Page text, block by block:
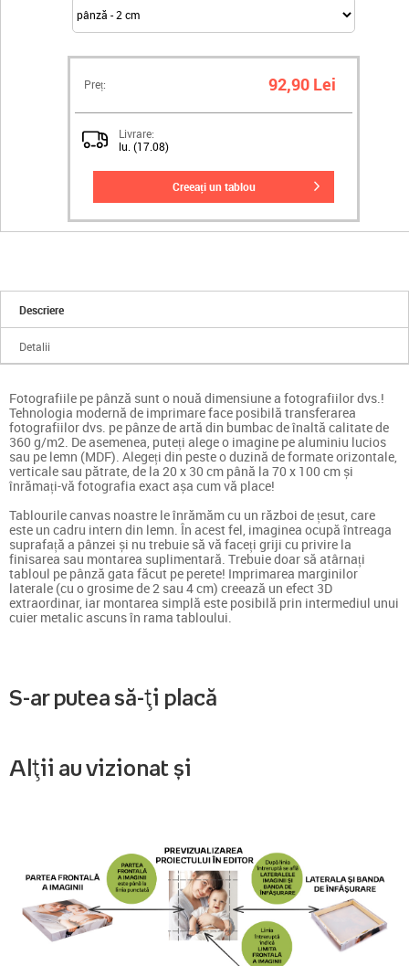
Preț: 92,90 Lei
Livrare:
lu. (17.08)
creeați un tablou
Descriere
Detalii
Fotografiile pe pânză sunt o nouă dimensiune a fotografiilor dvs.!
Tehnologia modernă de imprimare face posibilă transferarea
fotografiilor dvs. pe pânze de artă din bumbac de înaltă calitate de
360 g/m2. De asemenea, puteți alege o imagine pe aluminiu lucios
sau pe lemn (MDF). Alegeți din peste o duzină de formate orizontale,
verticale sau pătrate, de la 20 x 30 cm până la 70 x 100 cm și
înrămați-vă fotografia exact așa cum vă place!
Tablourile canvas noastre le înrămăm cu un război de țesut, care
este un cadru intern din lemn. În acest fel, imaginea ocupă întreaga
suprafață a pânzei și nu trebuie să vă faceți griji cu privire la
finisarea sau montarea suplimentară. Trebuie doar să atârnați
tabloul pe pânză gata făcut pe perete! Imprimarea marginilor
laterale (cu o grosime de 2 sau 4 cm) creează un efect 3D
extraordinar, iar montarea simplă este posibilă prin intermediul unui
cuier metalic ascuns în rama tabloului.
S-ar putea să-ți placă
Alții au vizionat și